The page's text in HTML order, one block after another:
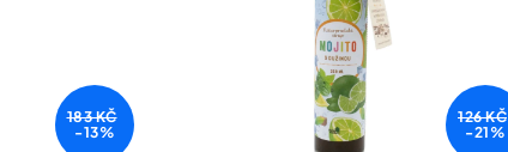
183 KČ
-13%
126 KČ
-21%
Registrovat se do newsletteru